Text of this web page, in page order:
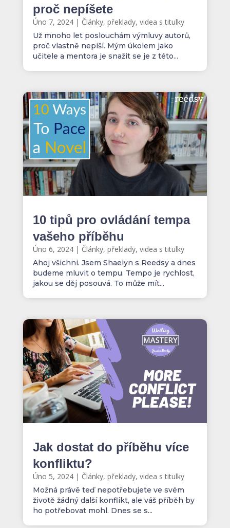
proč nepíšete
Úno 7, 2024| Články, překlady, videa s titulky
Už mnoho let poslouchám výmluvy autorů,
proč vlastně nepíší. Mým úkolem jako
učitele a mentora je snažit se je z této...
10 tipů pro ovládání tempa
vašeho příběhu
Úno 6, 2024| Články, překlady, videa s titulky
Ahoj všichni. Jsem Shaelyn s Reedsy a dnes
budeme mluvit o tempu. Tempo je rychlost,
jakou se děj posouvá. To může mít...
Jak dostat do příběhu více
konfliktu?
Úno 5, 2024| Články, překlady, videa s titulky
Možná právě teď nepotřebujete ve svém
životě žádný další konflikt, ale váš příběh by
ho potřebovat mohl. Dnes se s...